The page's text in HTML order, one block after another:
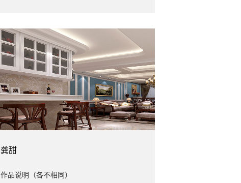
龚甜
作品说明（各不相同）